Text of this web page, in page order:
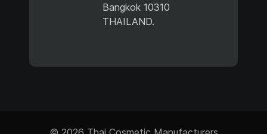
Bangkok 10310
THAILAND.